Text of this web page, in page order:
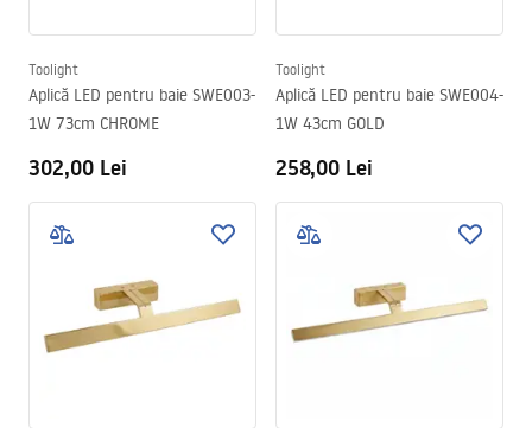
Toolight
Aplică LED pentru baie SWE003-
1W 73cm CHROME
302,00 Lei
Toolight
Aplică LED pentru baie SWE004-
1W 43cm GOLD
258,00 Lei